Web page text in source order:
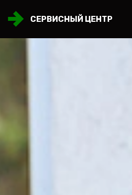
СЕРВИСНЫЙ ЦЕНТР